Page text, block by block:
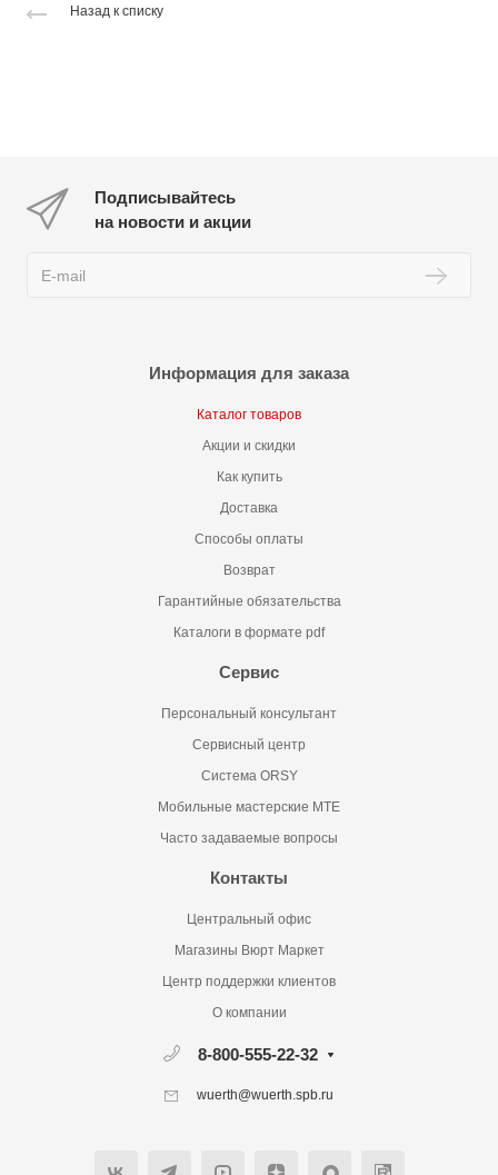
Назад к списку
Подписывайтесь
на новости и акции
Информация для заказа
Каталог товаров
Акции и скидки
Как купить
Доставка
Способы оплаты
Возврат
Гарантийные обязательства
Каталоги в формате pdf
Сервис
Персональный консультант
Сервисный центр
Система ORSY
Мобильные мастерские MTE
Часто задаваемые вопросы
Контакты
Центральный офис
Магазины Вюрт Маркет
Центр поддержки клиентов
О компании
8-800-555-22-32
wuerth@wuerth.spb.ru